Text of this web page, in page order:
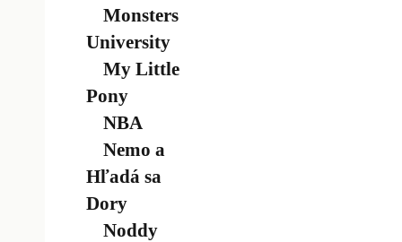
Monsters
University
My Little
Pony
NBA
Nemo a
Hľadá sa
Dory
Noddy